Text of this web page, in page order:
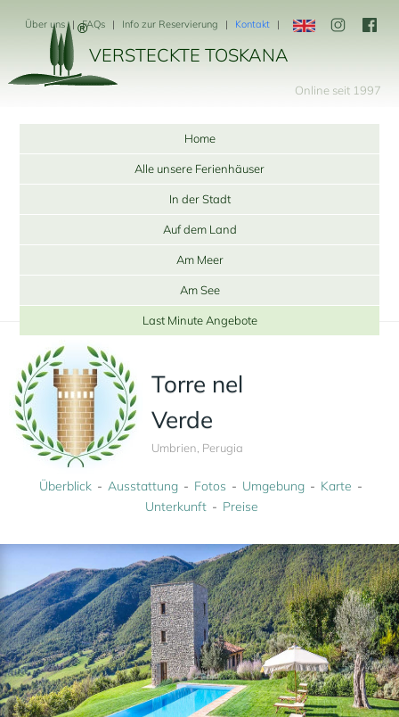
VERSTECKTE TOSKANA
Über uns FAQs Info zur Reservierung Kontakt
Online seit 1997
Home
Alle unsere Ferienhäuser
In der Stadt
Auf dem Land
Am Meer
Am See
Last Minute Angebote
Torre nel
Verde
Umbrien, Perugia
Überblick Ausstattung Fotos Umgebung
Karte
Unterkunft
Preise